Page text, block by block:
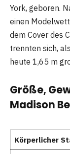
York, geboren.
einen
dem Cover des
trennten sich,
heute 1,65 m
Größe,
Madison
Körperlicher